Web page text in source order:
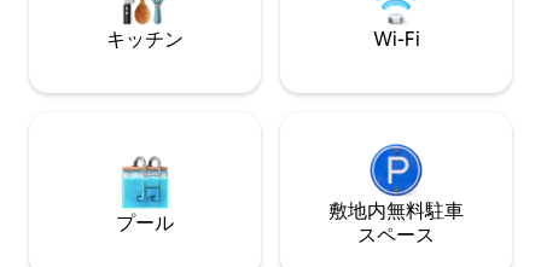
キッチン Wi-Fi
プール
敷地内無料駐⁠車
ス⁠ペ⁠ー⁠ス